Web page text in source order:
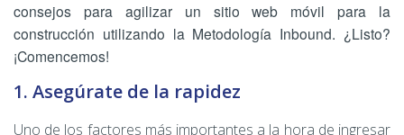
consejos para agilizar un sitio web móvil para la
construcción utilizando la Metodología Inbound. ¿Listo?
¡Comencemos!
1. Asegúrate de la rapidez
Uno de los factores más importantes a la hora de ingresar